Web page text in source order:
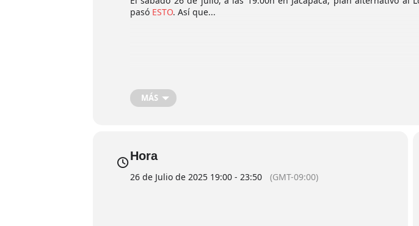
pasó ESTO. Así que...
MÁS
Hora
26 de Julio de 2025 19:00 - 23:50 (GMT-09:00)